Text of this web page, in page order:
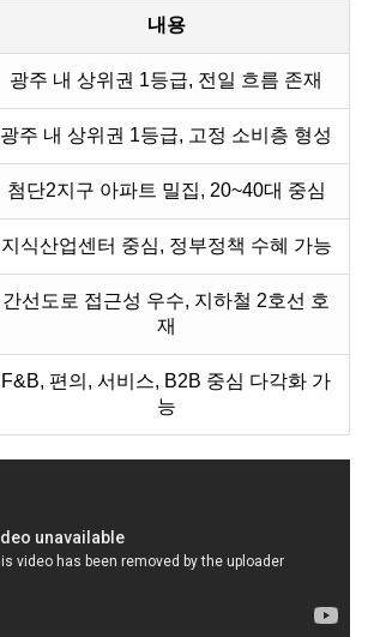
내용
광주 내 상위권 1등급, 전일 흐름 존재
광주 내 상위권 1등급, 고정 소비층 형성
첨단2지구 아파트 밀집, 20~40대 중심
지식산업센터 중심, 정부정책 수혜 가능
간선도로 접근성 우수, 지하철 2호선 호
재
F&B, 편의, 서비스, B2B 중심 다각화 가
능